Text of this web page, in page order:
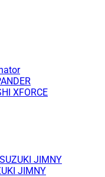
XFORCE
JIMNY
JIMNY